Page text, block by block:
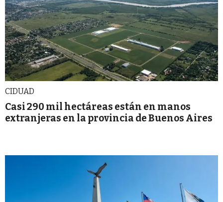
CIDUAD
Casi 290 mil hectáreas están en manos
extranjeras en la provincia de Buenos Aires